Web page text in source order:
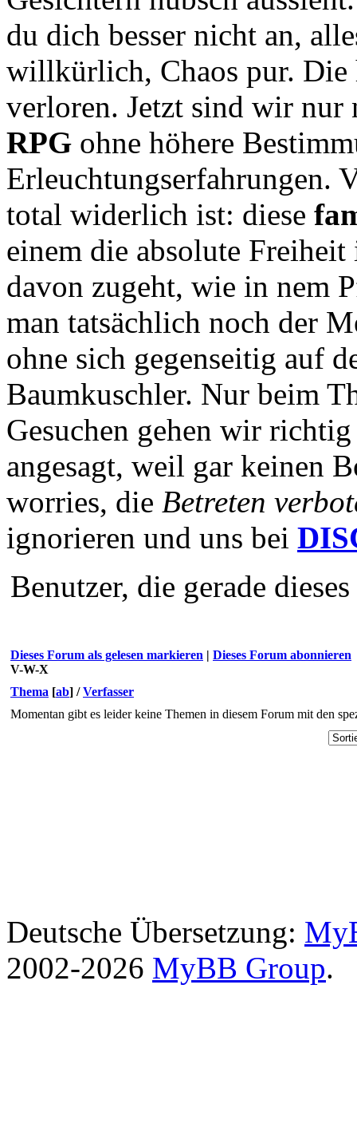
du dich besser nicht an,
willkürlich, Chaos pur. Die
verloren. Jetzt sind wir nur
RPG ohne höhere
Erleuchtungserfahrungen.
total widerlich ist: diese
einem die absolute
davon zugeht, wie in nem
man tatsächlich noch der
ohne sich gegenseitig auf
Baumkuschler. Nur beim
Gesuchen gehen wir
angesagt, weil gar keinen
worries, die Betreten
ignorieren und uns bei
Benutzer, die gerade
Dieses Forum als gelesen markieren | Dieses Forum abonnieren
V-W-X
Thema [ab] /Verfasser
Momentan gibt es leider keine Themen in diesem Forum mit den
Deutsche Übersetzung:
2002-2026 MyBB Group.